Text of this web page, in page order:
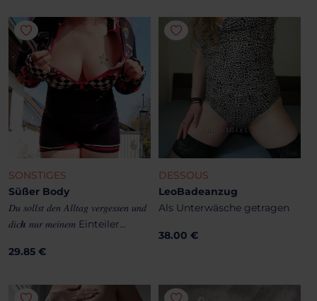
SONSTIGES
Süßer Body
𝐷𝑢 𝑠𝑜𝑙𝑙𝑠𝑡 𝑑𝑒𝑛 𝐴𝑙𝑙𝑡𝑎𝑔 𝑣𝑒𝑟𝑔𝑒𝑠𝑠𝑒𝑛 𝑢𝑛𝑑
𝑑𝑖𝑐𝒉 𝑛𝑢𝑟 𝑚𝑒𝑖𝑛𝑒𝑚 Einteiler...
29.85 €
DESSOUS
LeoBadeanzug
Als Unterwäsche getragen
38.00 €